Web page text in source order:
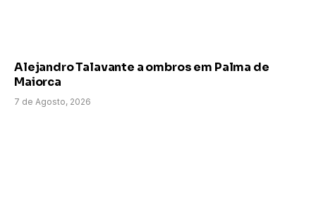
Alejandro Talavante a ombros em Palma de
Maiorca
7 de Agosto, 2026